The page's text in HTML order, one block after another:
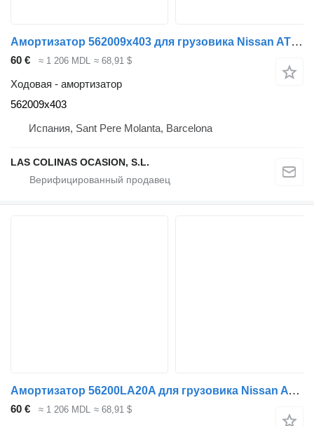
Амортизатор 562009x403 для грузовика Nissan ATLEON
60 € ≈ 1 206 MDL ≈ 68,91 $
Ходовая - амортизатор
562009x403
Испания, Sant Pere Molanta, Barcelona
LAS COLINAS OCASION, S.L.
Амортизатор 56200LA20A для грузовика Nissan ATLEON
60 € ≈ 1 206 MDL ≈ 68,91 $